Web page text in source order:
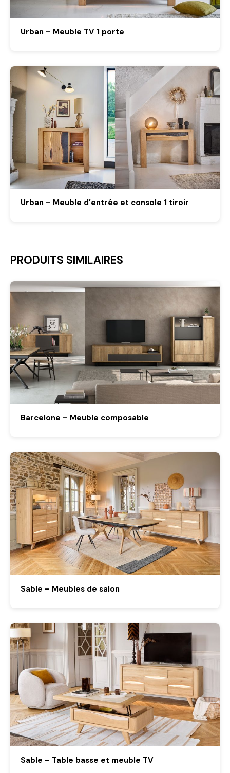
Urban – Meuble TV 1 porte
Urban – Meuble d’entrée et console 1 tiroir
PRODUITS SIMILAIRES
Barcelone – Meuble composable
Sable – Meubles de salon
Sable – Table basse et meuble TV